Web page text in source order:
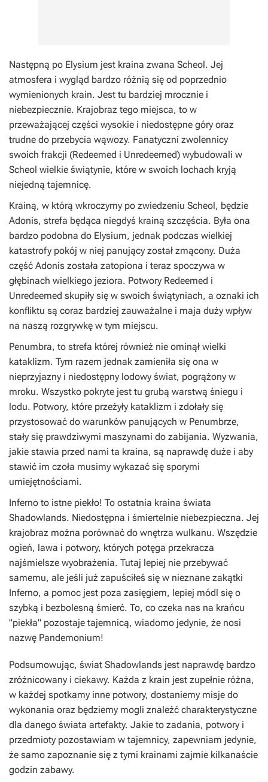
Następną po Elysium jest kraina zwana Scheol. Jej
atmosfera i wygląd bardzo różnią się od poprzednio
wymienionych krain. Jest tu bardziej mrocznie i
niebezpiecznie. Krajobraz tego miejsca, to w
przeważającej części wysokie i niedostępne góry oraz
trudne do przebycia wąwozy. Fanatyczni zwolennicy
swoich frakcji (Redeemed i Unredeemed) wybudowali w
Scheol wielkie świątynie, które w swoich lochach kryją
niejedną tajemnicę.
Krainą, w którą wkroczymy po zwiedzeniu Scheol, będzie
Adonis, strefa będąca niegdyś krainą szczęścia. Była ona
bardzo podobna do Elysium, jednak podczas wielkiej
katastrofy pokój w niej panujący został zmącony. Duża
część Adonis została zatopiona i teraz spoczywa w
głębinach wielkiego jeziora. Potwory Redeemed i
Unredeemed skupiły się w swoich świątyniach, a oznaki ich
konfliktu są coraz bardziej zauważalne i maja duży wpływ
na naszą rozgrywkę w tym miejscu.
Penumbra, to strefa której również nie ominął wielki
kataklizm. Tym razem jednak zamieniła się ona w
nieprzyjazny i niedostępny lodowy świat, pogrążony w
mroku. Wszystko pokryte jest tu grubą warstwą śniegu i
lodu. Potwory, które przeżyły kataklizm i zdołały się
przystosować do warunków panujących w Penumbrze,
stały się prawdziwymi maszynami do zabijania. Wyzwania,
jakie stawia przed nami ta kraina, są naprawdę duże i aby
stawić im czoła musimy wykazać się sporymi
umiejętnościami.
Inferno to istne piekło! To ostatnia kraina świata
Shadowlands. Niedostępna i śmiertelnie niebezpieczna. Jej
krajobraz można porównać do wnętrza wulkanu. Wszędzie
ogień, lawa i potwory, których potęga przekracza
najśmielsze wyobrażenia. Tutaj lepiej nie przebywać
samemu, ale jeśli już zapuściłeś się w nieznane zakątki
Inferno, a pomoc jest poza zasięgiem, lepiej módl się o
szybką i bezbolesną śmierć. To, co czeka nas na krańcu
"piekła" pozostaje tajemnicą, wiadomo jedynie, że nosi
nazwę Pandemonium!
Podsumowując, świat Shadowlands jest naprawdę bardzo
zróżnicowany i ciekawy. Każda z krain jest zupełnie różna,
w każdej spotkamy inne potwory, dostaniemy misje do
wykonania oraz będziemy mogli znaleźć charakterystyczne
dla danego świata artefakty. Jakie to zadania, potwory i
przedmioty pozostawiam w tajemnicy, zapewniam jedynie,
że samo zapoznanie się z tymi krainami zajmie kilkanaście
godzin zabawy.